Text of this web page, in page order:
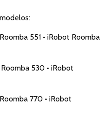
551 • iRobot Roomba
530 • iRobot
770 • iRobot